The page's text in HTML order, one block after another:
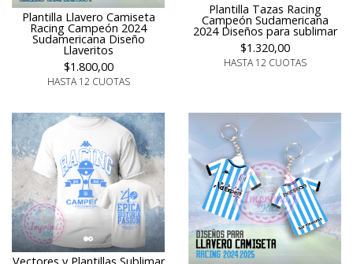
Plantilla Llavero Camiseta
Racing Campeón 2024
Sudamericana Diseño
Llaveritos
$1.800,00
HASTA 12 CUOTAS
Plantilla Tazas Racing
Campeón Sudamericana
2024 Diseños para sublimar
$1.320,00
HASTA 12 CUOTAS